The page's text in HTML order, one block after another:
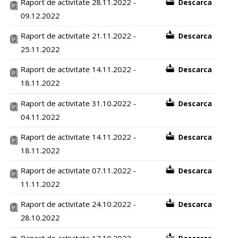
09.12.2022
Descarca
Raport de activitate 21.11.2022 -
25.11.2022
Descarca
Raport de activitate 14.11.2022 -
18.11.2022
Descarca
Raport de activitate 31.10.2022 -
04.11.2022
Descarca
Raport de activitate 14.11.2022 -
18.11.2022
Descarca
Raport de activitate 07.11.2022 -
11.11.2022
Descarca
Raport de activitate 24.10.2022 -
28.10.2022
Descarca